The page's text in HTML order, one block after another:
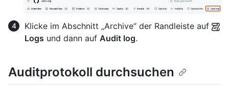
Klicke im Abschnitt „Archive“ der Randleiste auf
Logs und dann auf Audit log.
Auditprotokoll durchsuchen